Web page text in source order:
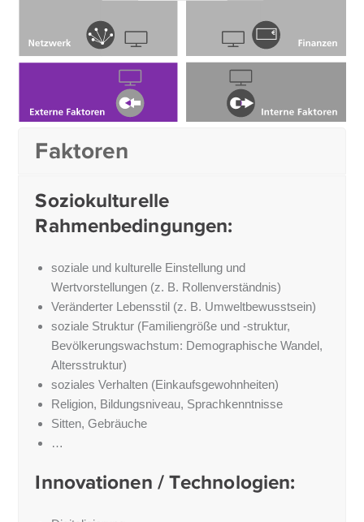
Faktoren
Soziokulturelle
Rahmenbedingungen:
soziale und kulturelle Einstellung und
Wertvorstellungen (z. B. Rollenverständnis)
Veränderter Lebensstil (z. B. Umweltbewusstsein)
soziale Struktur (Familiengröße und -struktur,
Bevölkerungswachstum: Demographische Wandel,
Altersstruktur)
soziales Verhalten (Einkaufsgewohnheiten)
Religion, Bildungsniveau, Sprachkenntnisse
Sitten, Gebräuche
…
Innovationen / Technologien: